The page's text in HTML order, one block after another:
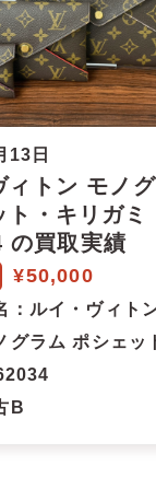
13日
ィトン モノ
ト・キリガミ
の買取実績
¥50,000
：ルイ・ヴィト
グラム ポシェッ
B